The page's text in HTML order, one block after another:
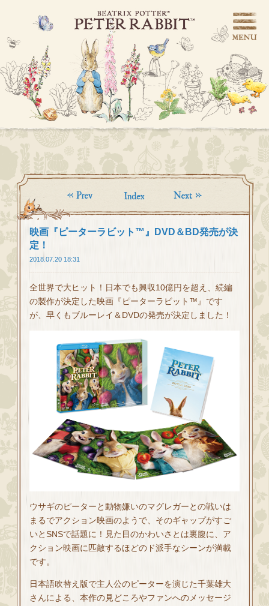
映画『ピーターラビット™』DVD＆BD発売が決
定！
2018.07.20 18:31
全世界で大ヒット！日本でも興収10億円を超え、続編
の製作が決定した映画『ピーターラビット™』です
が、早くもブルーレイ＆DVDの発売が決定しました！
ウサギのピーターと動物嫌いのマグレガーとの戦いは
まるでアクション映画のようで、そのギャップがすご
いとSNSで話題に！見た目のかわいさとは裏腹に、ア
クション映画に匹敵するほどのド派手なシーンが満載
です。
日本語吹替え版で主人公のピーターを演じた千葉雄大
さんによる、本作の見どころやファンへのメッセージ